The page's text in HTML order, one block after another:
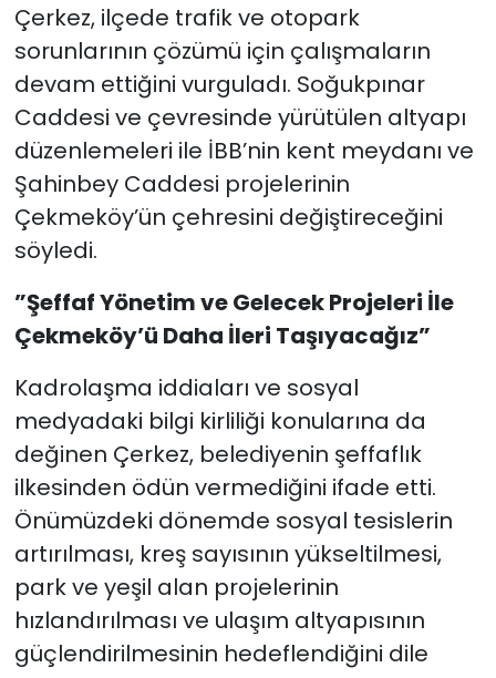
Çerkez, ilçede trafik ve otopark
sorunlarının çözümü için çalışmaların
devam ettiğini vurguladı. Soğukpınar
Caddesi ve çevresinde yürütülen altyapı
düzenlemeleri ile İBB’nin kent meydanı ve
Şahinbey Caddesi projelerinin
Çekmeköy’ün çehresini değiştireceğini
söyledi.
”Şeffaf Yönetim ve Gelecek Projeleri İle
Çekmeköy’ü Daha İleri Taşıyacağız”
Kadrolaşma iddiaları ve sosyal
medyadaki bilgi kirliliği konularına da
değinen Çerkez, belediyenin şeffaflık
ilkesinden ödün vermediğini ifade etti.
Önümüzdeki dönemde sosyal tesislerin
artırılması, kreş sayısının yükseltilmesi,
park ve yeşil alan projelerinin
hızlandırılması ve ulaşım altyapısının
güçlendirilmesinin hedeflendiğini dile